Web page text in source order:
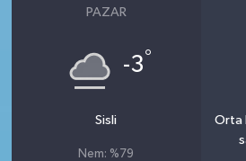
PAZAR
-3°
Sisli
Nem: %79
Orta